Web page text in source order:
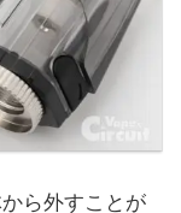
ら外すことが